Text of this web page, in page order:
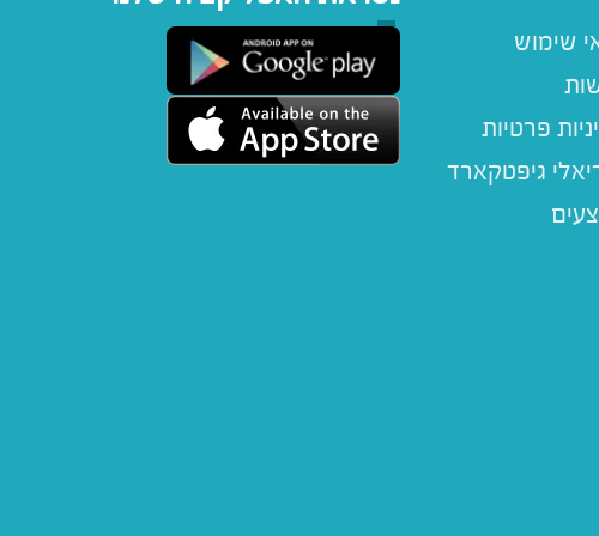
שימוש
פרטיות
גיפטקארד